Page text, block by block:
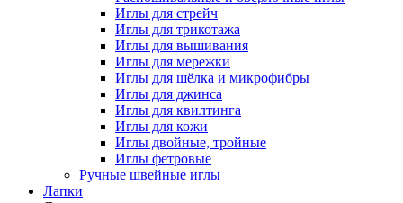
Иглы для стрейч
Иглы для трикотажа
Иглы для вышивания
Иглы для мережки
Иглы для шёлка и микрофибры
Иглы для джинса
Иглы для квилтинга
Иглы для кожи
Иглы двойные, тройные
Иглы фетровые
Ручные швейные иглы
Лапки